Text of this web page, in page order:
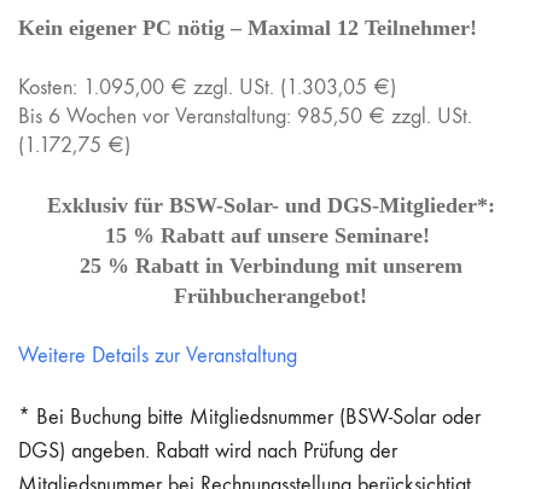
Kein eigener PC nötig – Maximal 12 Teilnehmer!
Kosten: 1.095,00 € zzgl. USt. (1.303,05 €)
Bis 6 Wochen vor Veranstaltung: 985,50 € zzgl. USt.
(1.172,75 €)
Exklusiv für BSW-Solar- und DGS-Mitglieder*:
15 % Rabatt auf unsere Seminare!
25 % Rabatt in Verbindung mit unserem
Frühbucherangebot!
Weitere Details zur Veranstaltung
* Bei Buchung bitte Mitgliedsnummer (BSW-Solar oder
DGS) angeben. Rabatt wird nach Prüfung der